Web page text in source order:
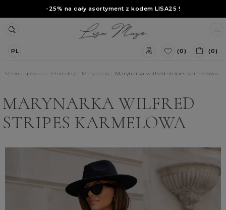
-25% na cały asortyment z kodem LISA25 !
PL (0) (0)
Strona główna Produkty Marynarki Marynarka wilfred stripes karmelowa
MARYNARKA WILFRED
STRIPES KARMELOWA